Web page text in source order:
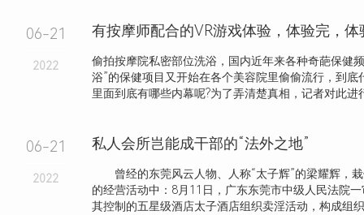
06-21
2022
有按摩师配合的VR游戏体验，体验完，体
偷拍按摩院私密部位洗浴，国内近年来各种奇葩保健
浴”的保健项目又开始在各个美容院里偷偷流行，到底
里面到底有哪些内幕呢?为了弄清楚真相，记者对此进
06-21
2022
私人会所岂能成干部的“法外之地”
曾经的东莞风云人物、人称“太子辉”的梁耀辉，栽
的经营活动中：8月11日，广东东莞市中级人民法院
其控制的五星级酒店太子酒店组织卖淫活动，构成组